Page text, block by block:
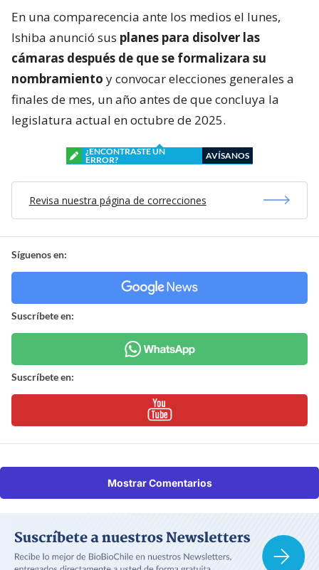
En una comparecencia ante los medios el lunes,
Ishiba anunció sus planes para disolver las
cámaras después de que se formalizara su
nombramiento y convocar elecciones generales a
finales de mes, un año antes de que concluya la
legislatura actual en octubre de 2025.
¿ENCONTRASTE UN
ERROR?
AVÍSANOS
Revisa nuestra página de correcciones
Síguenos en:
Suscríbete en:
Suscríbete en:
Mostrar Comentarios